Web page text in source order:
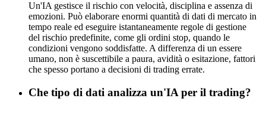
Un'IA gestisce il rischio con velocità, disciplina e assenza di
emozioni. Può elaborare enormi quantità di dati di mercato in
tempo reale ed eseguire istantaneamente regole di gestione
del rischio predefinite, come gli ordini stop, quando le
condizioni vengono soddisfatte. A differenza di un essere
umano, non è suscettibile a paura, avidità o esitazione, fattori
che spesso portano a decisioni di trading errate.
Che tipo di dati analizza un'IA per il trading?